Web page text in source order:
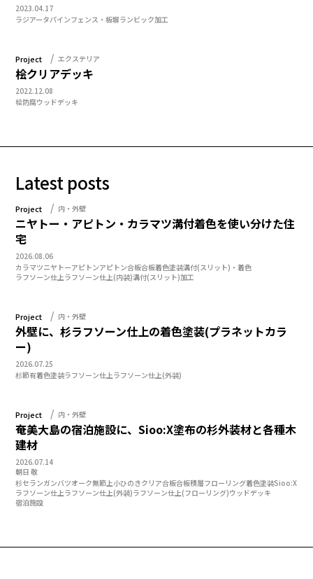
2023.04.17
ラジアータパインフェンス・板塀ランビック加工
Project エクステリア
桧クリアデッキ
2022.12.08
桧防腐ウッドデッキ
Latest posts
Project 内・外壁
ニヤトー・アピトン・カラマツ溝付着色を使い分けた住
宅
2026.08.06
カラマツニヤトーアピトンアピトン合板合板着色塗装溝付(スリット)・着色
ラフソーン仕上ラフソーン仕上(内装)溝付(スリット)加工
Project 内・外壁
外壁に、杉ラフソーン仕上の着色塗装(プラネットカラ
ー)
2026.07.25
杉節有着色塗装ラフソーン仕上ラフソーン仕上(外装)
Project 内・外壁
奄美大島の宿泊施設に、Sioo:X塗布の杉外装材と各種木
建材
2026.07.14
朝日 敬
杉セランガンバツオーク無節上小ひのきクリア合板合板積層フローリング着色塗装Sioo:X
ラフソーン仕上ラフソーン仕上(外装)ラフソーン仕上(フローリング)ウッドデッキ
宿泊施設